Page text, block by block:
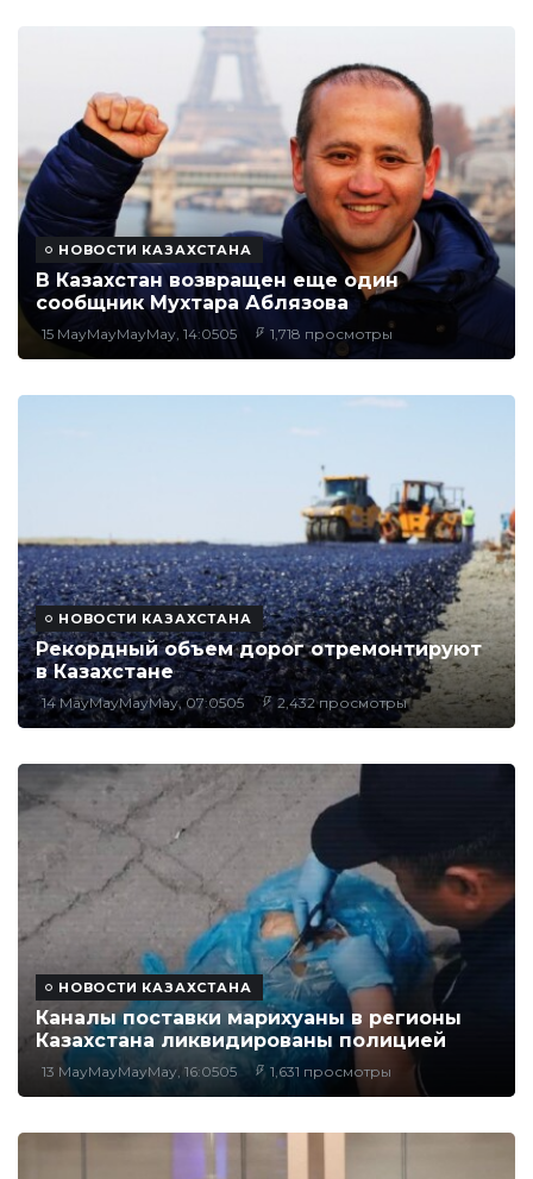
НОВОСТИ КАЗАХСТАНА
В Казахстан возвращен еще один
сообщник Мухтара Аблязова
15 MayMayMayMay, 14:0505 1,718 просмотры
НОВОСТИ КАЗАХСТАНА
Рекордный объем дорог отремонтируют
в Казахстане
14 MayMayMayMay, 07:0505 2,432 просмотры
НОВОСТИ КАЗАХСТАНА
Каналы поставки марихуаны в регионы
Казахстана ликвидированы полицией
13 MayMayMayMay, 16:0505 1,631 просмотры